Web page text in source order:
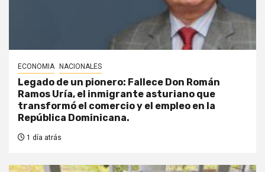
ECONOMIA NACIONALES
Legado de un pionero: Fallece Don Román
Ramos Uría, el inmigrante asturiano que
transformó el comercio y el empleo en la
República Dominicana.
1 día atrás